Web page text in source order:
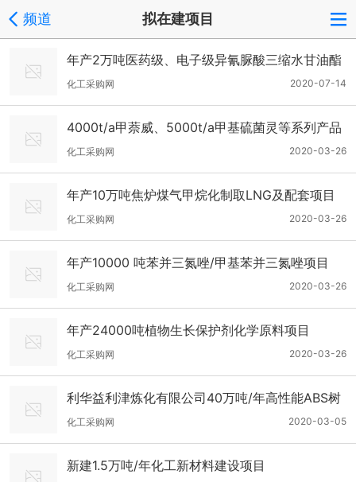
频道 拟在建项目
年产2万吨医药级、电子级异氰脲酸三缩水甘油酯
项目
2020-07-14
化工采购网
4000t/a甲萘威、5000t/a甲基硫菌灵等系列产品
建设项目
2020-03-26
化工采购网
年产10万吨焦炉煤气甲烷化制取LNG及配套项目
2020-03-26
化工采购网
年产10000 吨苯并三氮唑/甲基苯并三氮唑项目
2020-03-26
化工采购网
年产24000吨植物生长保护剂化学原料项目
2020-03-26
化工采购网
利华益利津炼化有限公司40万吨/年高性能ABS树
脂一体化项目
2020-03-05
化工采购网
新建1.5万吨/年化工新材料建设项目